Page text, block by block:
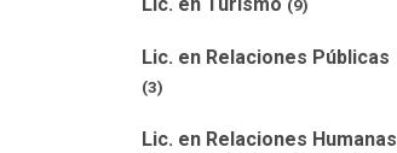
Lic. en Turismo (9)
Lic. en Relaciones Públicas
(3)
Lic. en Relaciones Humanas